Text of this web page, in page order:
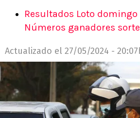
Resultados Loto
Números ganadores
Actualizado el 27/05/2024 -